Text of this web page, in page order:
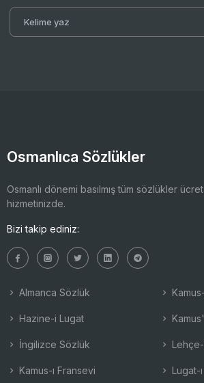
Osmanlıca Sözlükler
Osmanlı dönemi basılmış tüm sözlükler
hizmetinizde.
Bizi takip ediniz:
Almanca Sözlük
Hazine-i Lugat
İngilizce Sözlük
Kamus-ı Fransevi Lugat-